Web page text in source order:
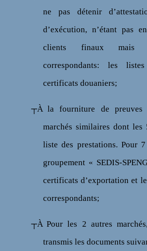
ne pas détenir
d’exécution, n’étant pas
clients finaux mais
correspondants: les
certificats douaniers;
┬À la fourniture de preuves
marchés similaires dont les
liste des prestations. Pour
groupement « SEDIS-
certificats d’exportation et
correspondants;
┬À Pour les 2 autres
transmis les documents